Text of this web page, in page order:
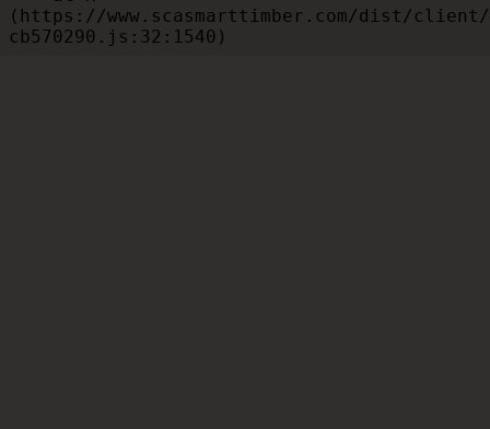
(https://www.scasmarttimber.com/dist/
cb570290.js:32:1540)